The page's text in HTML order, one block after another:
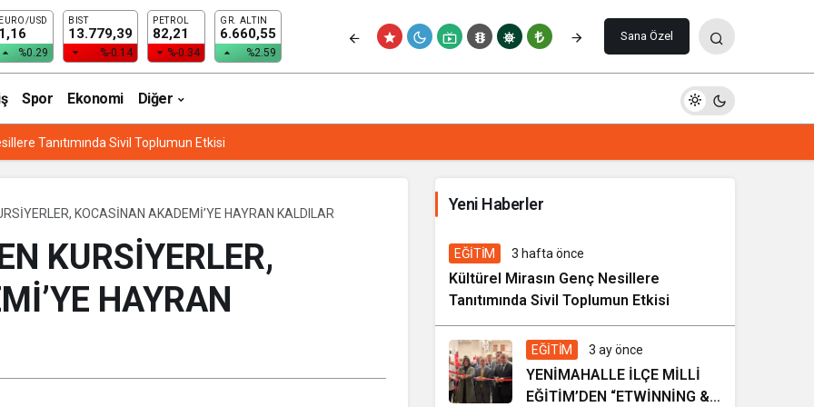
EURO/USD
1,16
%0.29
BIST
13.779,39
%-0.14
PETROL
82,21
%-0.34
GR. ALTIN
6.660,55
%2.59
Sana Özel
Spor Ekonomi Diğer
Tanıtımında Sivil Toplumun Etkisi
KOCASİNAN AKADEMİ’YE HAYRAN KALDILAR
KURSİYERLER,
HAYRAN
Yeni Haberler
6 gün önce
EĞİTİM 3 hafta önce
Kültürel Mirasın Genç Nesillere
Tanıtımında Sivil Toplumun Etkisi
EĞİTİM 3 ay önce
YENİMAHALLE İLÇE MİLLİ
EĞİTİM’DEN “ETWİNNİNG &
DENETLEDİ Yorum Yap Paylaş